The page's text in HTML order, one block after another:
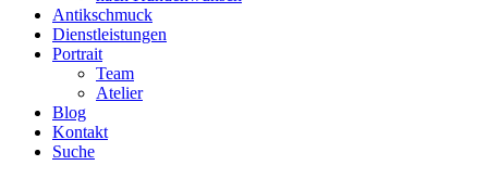
Antikschmuck
Dienstleistungen
Portrait
Team
Atelier
Blog
Kontakt
Suche